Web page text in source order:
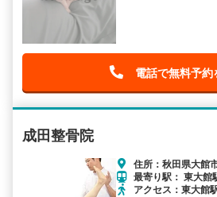
電話で無料予約
成田整骨院
住所：秋田県大館
最寄り駅： 東大館
アクセス：東大館